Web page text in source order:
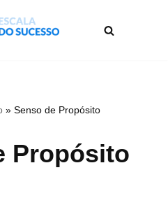
» Senso de Propósito
Propósito